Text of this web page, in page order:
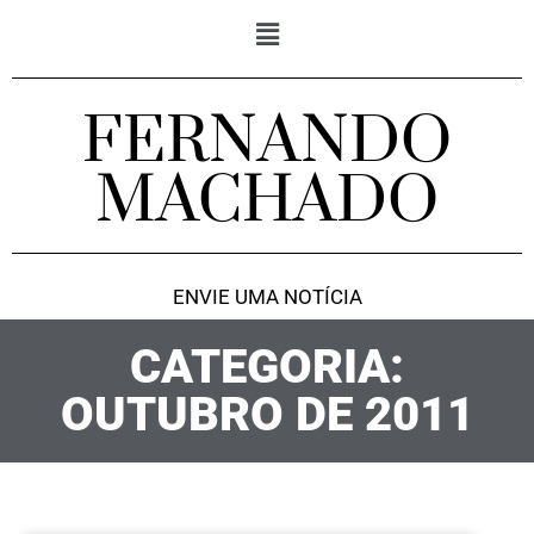
FERNANDO
MACHADO
ENVIE UMA NOTÍCIA
CATEGORIA:
OUTUBRO DE 2011